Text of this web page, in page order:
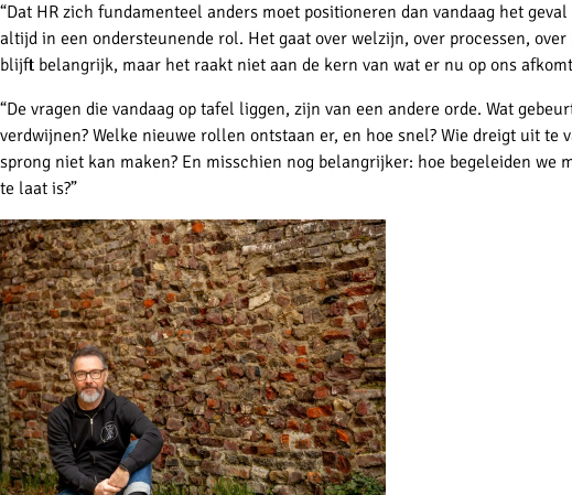
“Dat HR zich fundamenteel anders moet positioneren dan vandaag het
altijd in een ondersteunende rol. Het gaat over welzijn, over processen,
blijft belangrijk, maar het raakt niet aan de kern van wat er nu op ons
“De vragen die vandaag op tafel liggen, zijn van een andere orde. Wat
verdwijnen? Welke nieuwe rollen ontstaan er, en hoe snel? Wie dreigt uit te
sprong niet kan maken? En misschien nog belangrijker: hoe begeleiden we
te laat is?”